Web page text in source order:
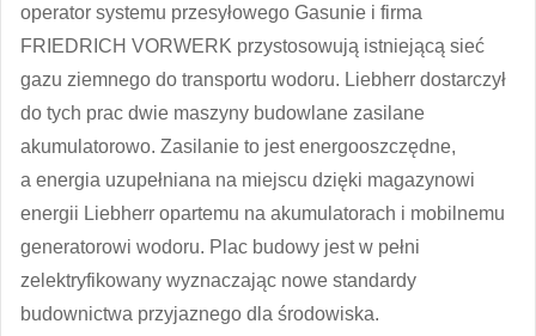
operator systemu przesyłowego Gasunie i firma
FRIEDRICH VORWERK przystosowują istniejącą sieć
gazu ziemnego do transportu wodoru. Liebherr dostarczył
do tych prac dwie maszyny budowlane zasilane
akumulatorowo. Zasilanie to jest energooszczędne,
a energia uzupełniana na miejscu dzięki magazynowi
energii Liebherr opartemu na akumulatorach i mobilnemu
generatorowi wodoru. Plac budowy jest w pełni
zelektryfikowany wyznaczając nowe standardy
budownictwa przyjaznego dla środowiska.